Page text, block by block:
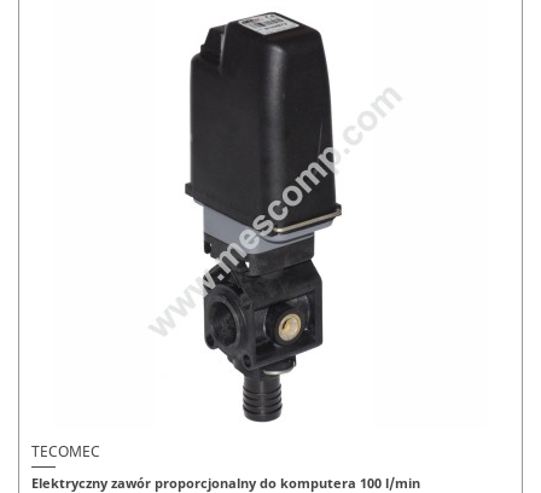
TECOMEC
Elektryczny zawór proporcjonalny do komputera 100 l/min